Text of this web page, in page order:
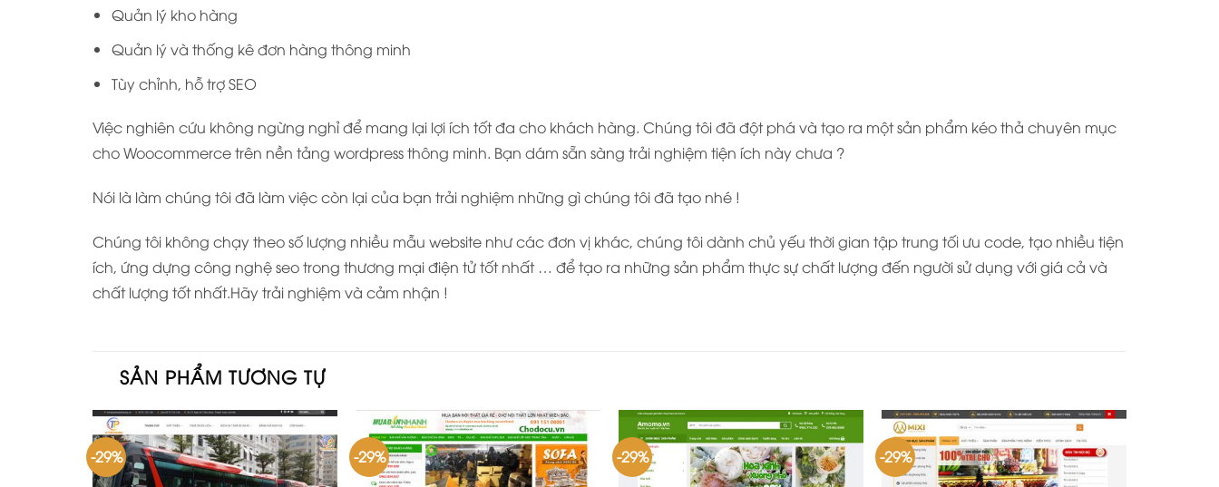
Quản lý kho hàng
Quản lý và thống kê đơn hàng thông minh
Tùy chỉnh, hỗ trợ SEO
Việc nghiên cứu không ngừng nghỉ để mang lại lợi ích tốt đa cho khách hàng. Chúng tôi đã đột phá và tạo ra một sản phẩm kéo thả chuyên mục
cho Woocommerce trên nền tảng wordpress thông minh. Bạn dám sẵn sàng trải nghiệm tiện ích này chưa ?
Nói là làm chúng tôi đã làm việc còn lại của bạn trải nghiệm những gì chúng tôi đã tạo nhé !
Chúng tôi không chạy theo số lượng nhiều mẫu website như các đơn vị khác, chúng tôi dành chủ yếu thời gian tập trung tối ưu code, tạo nhiều tiện
ích, ứng dựng công nghệ seo trong thương mại điện tử tốt nhất … để tạo ra những sản phẩm thực sự chất lượng đến người sử dụng với giá cả và
chất lượng tốt nhất.Hãy trải nghiệm và cảm nhận !
SẢN PHẨM TƯƠNG TỰ
-29% -29% -29% -29%